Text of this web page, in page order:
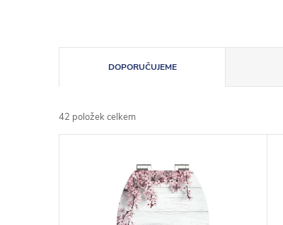
a
z
DOPORUČUJEME
42 položek celkem